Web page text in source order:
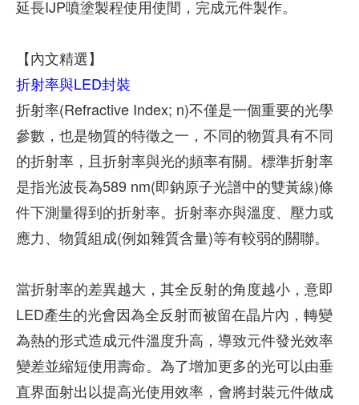
延長IJP噴塗製程使用使間，完成元件製作。
【內文精選】
折射率與LED封裝
折射率(Refractive Index; n)不僅是一個重要的光學
參數，也是物質的特徵之一，不同的物質具有不同
的折射率，且折射率與光的頻率有關。標準折射率
是指光波長為589 nm(即鈉原子光譜中的雙黃線)條
件下測量得到的折射率。折射率亦與溫度、壓力或
應力、物質組成(例如雜質含量)等有較弱的關聯。
當折射率的差異越大，其全反射的角度越小，意即
LED產生的光會因為全反射而被留在晶片內，轉變
為熱的形式造成元件溫度升高，導致元件發光效率
變差並縮短使用壽命。為了增加更多的光可以由垂
直界面射出以提高光使用效率，會將封裝元件做成